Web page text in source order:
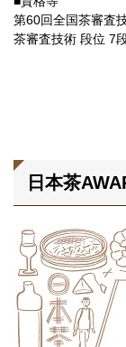
第60回全国茶審査
茶審査技術 段位 7
日本茶